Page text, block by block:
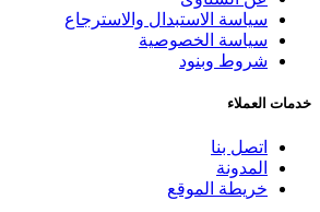
سياسة الاستبدال والاسترجاع
سياسة الخصوصية
شروط وبنود
خدمات العملاء
اتصل بنا
المدونة
خريطة الموقع